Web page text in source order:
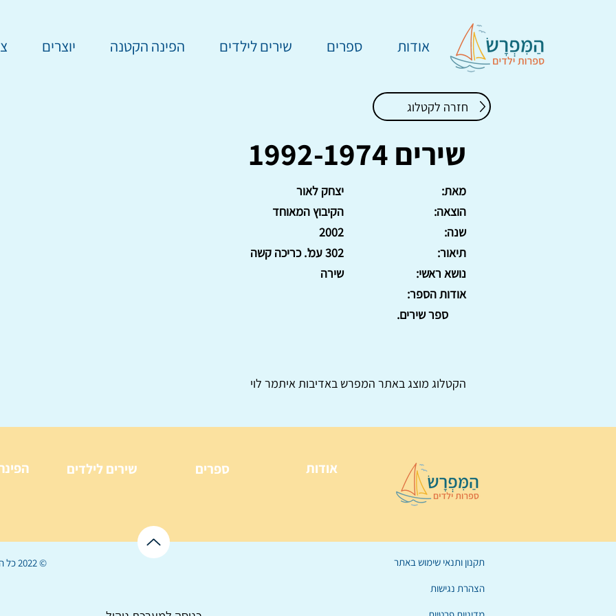
אודות ספרים שירים לילדים הפינה הקטנה יוצרים
חזרה לקטלוג
שירים 1992-1974
יצחק לאור
מאת:
הקיבוץ המאוחד
הוצאה:
2002
שנה:
302 עמ'. כריכה קשה
תיאור:
שירה
נושא ראשי:
אודות הספר:
ספר שירים.
הקטלוג מוצג באתר המפרש באדיבות איתמר לוי
שירים לילדים ספרים אודות
© 2022 כל הזכויות שמורות ל
תקנון ותנאי שימוש באתר
הצהרת נגישות